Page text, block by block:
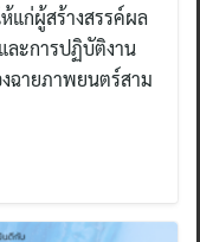
แก่ผู้สร้างสรรค์ผล
ละการปฏิบัติงาน
ฉายภาพยนตร์สาม